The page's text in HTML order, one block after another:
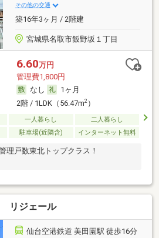
その他の交通
築16年3ヶ月 / 2階建
宮城県名取市飯野坂１丁目
6.60万円
管理費1,800円
なし
1ヶ月
2階 / 1LDK（56.47m2）
一人暮らし
二人暮らし
駐車場(近隣含) インターネット無料
理戸数東北トップクラス！
リジェール
仙台空港鉄道 美田園駅 徒歩16分